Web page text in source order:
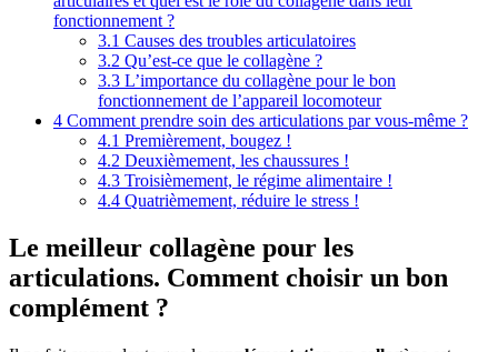
fonctionnement ?
3.1 Causes des troubles articulatoires
3.2 Qu’est-ce que le collagène ?
3.3 L’importance du collagène pour le bon
fonctionnement de l’appareil locomoteur
4 Comment prendre soin des articulations par vous-même ?
4.1 Premièrement, bougez !
4.2 Deuxièmement, les chaussures !
4.3 Troisièmement, le régime alimentaire !
4.4 Quatrièmement, réduire le stress !
Le meilleur collagène pour les
articulations. Comment choisir un bon
complément ?